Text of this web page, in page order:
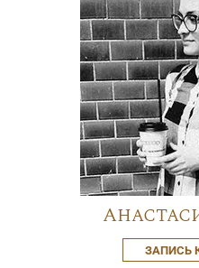
ЗАПИСЬ